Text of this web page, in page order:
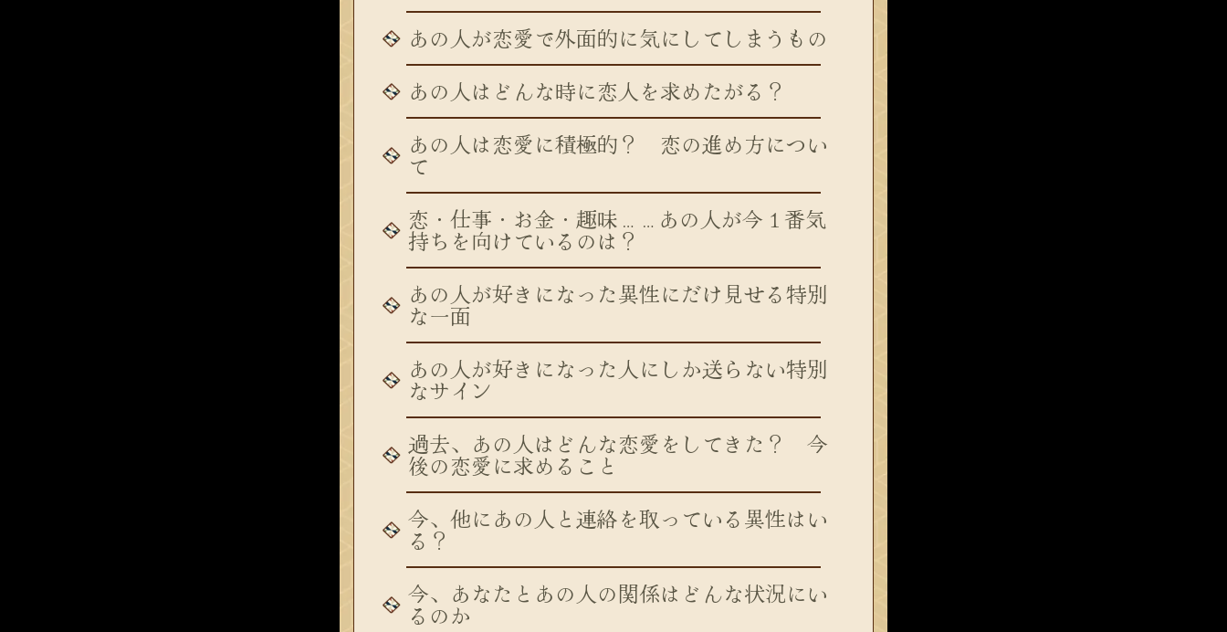
あの人が恋愛で外面的に気にしてしまうもの
あの人はどんな時に恋人を求めたがる？
あの人は恋愛に積極的？ 恋の進め方につい
て
恋・仕事・お金・趣味……あの人が今１番気
持ちを向けているのは？
あの人が好きになった異性にだけ見せる特別
な一面
あの人が好きになった人にしか送らない特別
なサイン
過去、あの人はどんな恋愛をしてきた？ 今
後の恋愛に求めること
今、他にあの人と連絡を取っている異性はい
る？
今、あなたとあの人の関係はどんな状況にい
るのか